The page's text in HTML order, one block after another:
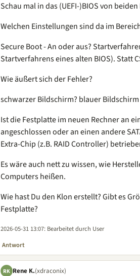
Schau mal in das (UEFI-)BIOS von
Welchen Einstellungen sind da im
Secure Boot - An oder aus?
Startverfahrens eines alten BIOS). Statt
Wie äußert sich der Fehler?
schwarzer Bildschirm? blauer
Ist die Festplatte im neuen Rechner an
angeschlossen oder an einen andere
Extra-Chip (z.B. RAID Controller)
Es wäre auch nett zu wissen, wie
Computers heißen.
Wie hast Du den Klon erstellt? Gibt es
Festplatte?
2026-05-31 13:07: Bearbeitet durch User
Antwort
RK Rene K.(xdraconix)